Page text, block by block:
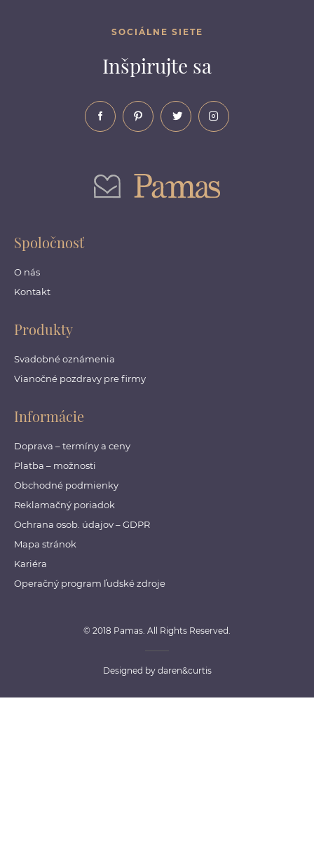
SOCIÁLNE SIETE
Inšpirujte sa
Spoločnosť
O nás
Kontakt
Produkty
Svadobné oznámenia
Vianočné pozdravy pre firmy
Informácie
Doprava – termíny a ceny
Platba – možnosti
Obchodné podmienky
Reklamačný poriadok
Ochrana osob. údajov – GDPR
Mapa stránok
Kariéra
Operačný program ľudské zdroje
© 2018 Pamas. All Rights Reserved.
Designed by daren&curtis